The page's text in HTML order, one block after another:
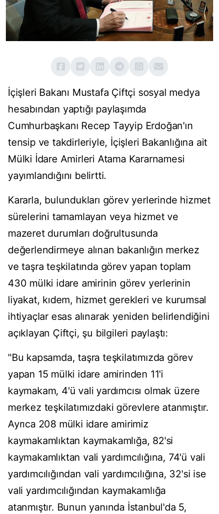
İçişleri Bakanı Mustafa Çiftçi sosyal medya
hesabından yaptığı paylaşımda
Cumhurbaşkanı Recep Tayyip Erdoğan'ın
tensip ve takdirleriyle, İçişleri Bakanlığına ait
Mülki İdare Amirleri Atama Kararnamesi
yayımlandığını belirtti.
Kararla, bulundukları görev yerlerinde hizmet
sürelerini tamamlayan veya hizmet ve
mazeret durumları doğrultusunda
değerlendirmeye alınan bakanlığın merkez
ve taşra teşkilatında görev yapan toplam
430 mülki idare amirinin görev yerlerinin
liyakat, kıdem, hizmet gerekleri ve kurumsal
ihtiyaçlar esas alınarak yeniden belirlendiğini
açıklayan Çiftçi, şu bilgileri paylaştı:
"Bu kapsamda, taşra teşkilatımızda görev
yapan 15 mülki idare amirinden 11'i
kaymakam, 4'ü vali yardımcısı olmak üzere
merkez teşkilatımızdaki görevlere atanmıştır.
Ayrıca 208 mülki idare amirimiz
kaymakamlıktan kaymakamlığa, 82'si
kaymakamlıktan vali yardımcılığına, 74'ü vali
yardımcılığından vali yardımcılığına, 32'si ise
vali yardımcılığından kaymakamlığa
atanmıştır. Bunun yanında İstanbul'da 5,